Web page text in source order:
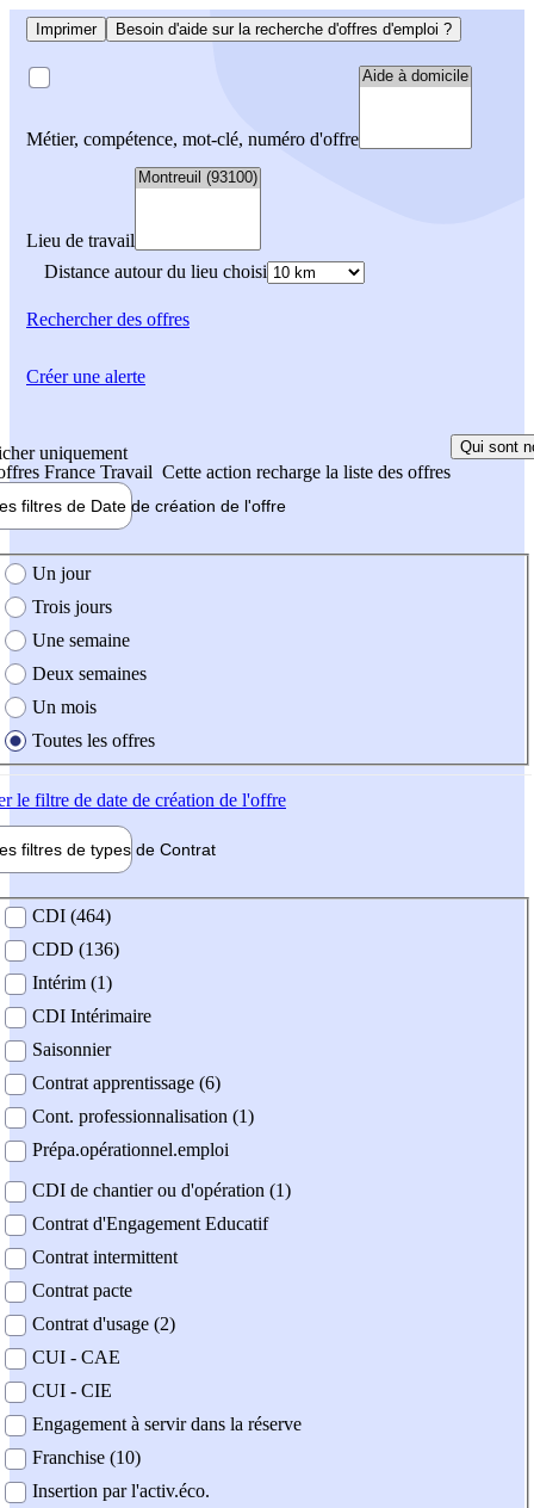
Imprimer Besoin d'aide sur la recherche d'offres d'emploi ?
Métier, compétence, mot-clé, numéro d'offre
Lieu de travail
Distance autour du lieu choisi
Rechercherdes offres
uniquement
France Travail Cette action recharge la liste des offres
Qui sont
filtres de Date de création de l'offre
création de l'offre
Un jour
Trois jours
Une semaine
Deux semaines
Un mois
Toutes les offres
le filtre de date de création de l'offre
filtres de types de Contrat
contrat
CDI (464)
CDD (136)
Intérim (1)
CDI Intérimaire
Saisonnier
Contrat apprentissage (6)
Cont. professionnalisation (1)
Prépa.opérationnel.emploi
CDI de chantier ou d'opération (1)
Contrat d'Engagement Educatif
Contrat intermittent
Contrat pacte
Contrat d'usage (2)
CUI - CAE
CUI - CIE
Engagement à servir dans la réserve
Franchise (10)
Insertion par l'activ.éco.
Créer une alerte